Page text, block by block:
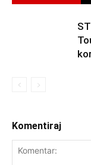
Komentiraj